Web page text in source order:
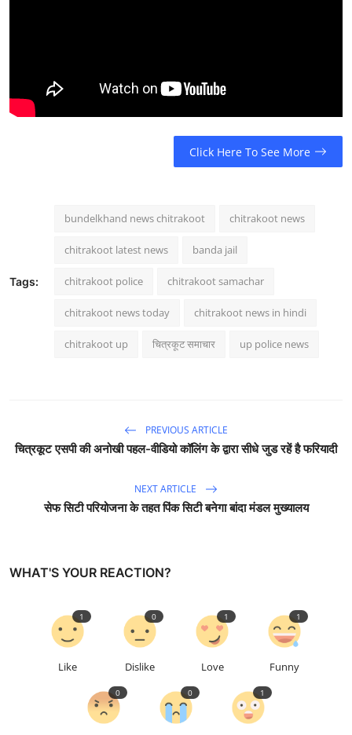
Click Here To See More
Tags:
bundelkhand news chitrakoot chitrakoot news
chitrakoot latest news banda jail
chitrakoot police chitrakoot samachar
chitrakoot news today chitrakoot news in hindi
chitrakoot up चित्रकूट समाचार up police news
PREVIOUS ARTICLE
चित्रकूट एसपी की अनोखी पहल-वीडियो कॉलिंग के द्वारा सीधे जुड रहें है फरियादी
NEXT ARTICLE
सेफ सिटी परियोजना के तहत पिंक सिटी बनेगा बांदा मंडल मुख्यालय
WHAT'S YOUR REACTION?
Like
1
Dislike
0
Love
1
Funny
1
0 0 1